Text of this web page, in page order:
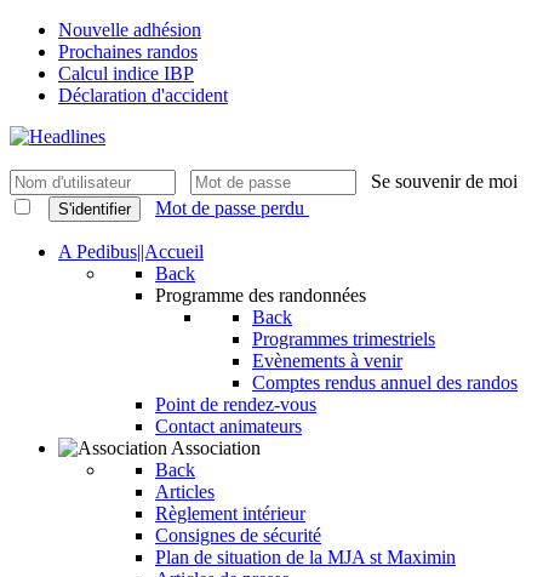
Nouvelle adhésion
Prochaines randos
Calcul indice IBP
Déclaration d'accident
Se souvenir de moi
S'identifier Mot de passe perdu
A Pedibus||Accueil
Back
Programme des randonnées
Back
Programmes trimestriels
Evènements à venir
Comptes rendus annuel des randos
Point de rendez-vous
Contact animateurs
Association
Back
Articles
Règlement intérieur
Consignes de sécurité
Plan de situation de la MJA st Maximin